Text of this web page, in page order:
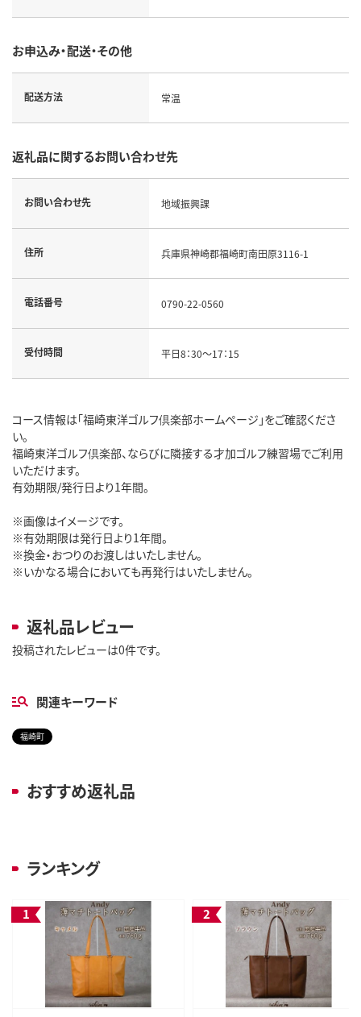
お申込み・配送・その他
配送方法 常温
返礼品に関するお問い合わせ先
お問い合わせ先 地域振興課
住所 兵庫県神崎郡福崎町南田原3116-1
電話番号 0790-22-0560
受付時間 平日8：30～17：15
コース情報は「福崎東洋ゴルフ倶楽部ホームページ」をご確認くださ
い。
福崎東洋ゴルフ倶楽部、ならびに隣接する才加ゴルフ練習場でご利用
いただけます。
有効期限/発行日より1年間。
※画像はイメージです。
※有効期限は発行日より1年間。
※換金・おつりのお渡しはいたしません。
※いかなる場合においても再発行はいたしません。
返礼品レビュー
投稿されたレビューは0件です。
関連キーワード
福崎町
おすすめ返礼品
ランキング